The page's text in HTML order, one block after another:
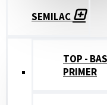
SEMILAC
TOP -
PRIMER